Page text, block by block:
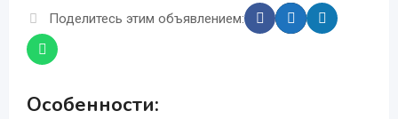
Поделитесь этим объявлением:
Особенности: